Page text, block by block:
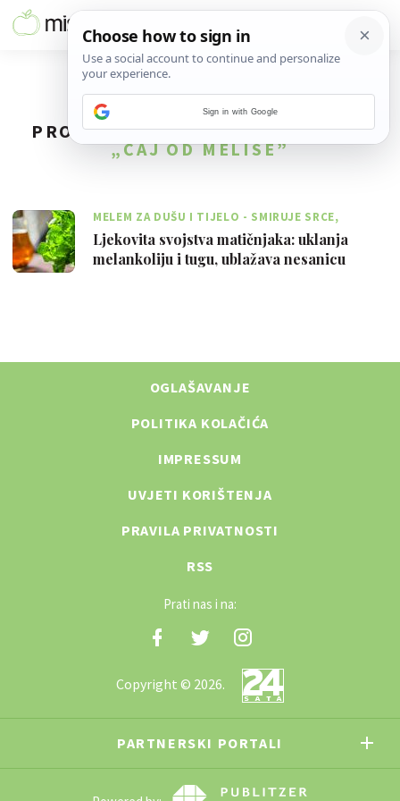
PRONAĐENO1REZULTATA ZA TAG
„ČAJ OD MELISE”
MELEM ZA DUŠU I TIJELO - SMIRUJE SRCE,
UKLANJA TUGU TE ZACJELJUJE RANICE
Ljekovita svojstva matičnjaka: uklanja
melankoliju i tugu, ublažava nesanicu
OGLAŠAVANJE
POLITIKA KOLAČIĆA
IMPRESSUM
UVJETI KORIŠTENJA
PRAVILA PRIVATNOSTI
RSS
Prati nas i na:
Copyright © 2026.
PARTNERSKI PORTALI
Sign in with Google